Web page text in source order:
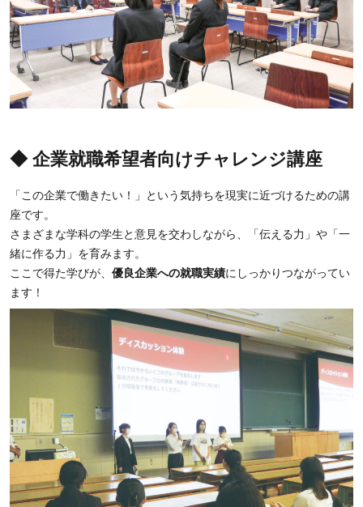
◆ 企業就職希望者向けチャレンジ講座
「この企業で働きたい！」という気持ちを現実に近づけるための講
座です。
さまざまな学科の学生と意見を交わしながら、「伝える力」や「一
緒に作る力」を育みます。
ここで得た学びが、 優良企業への就職実績にしっかりつながってい
ます！